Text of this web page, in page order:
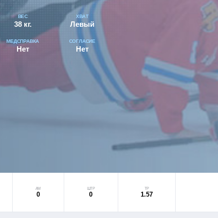
ВЕС
38 кг.
ХВАТ
Левый
МЕДСПРАВКА
Нет
СОГЛАСИЕ
Нет
АМ
0
ШТР
0
ТР
1.57